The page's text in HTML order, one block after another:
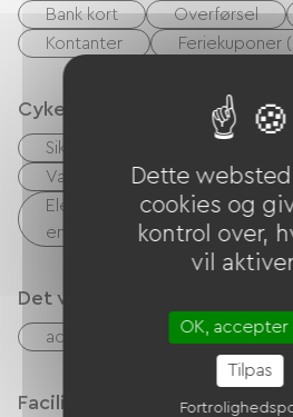
Bank kort Overførsel
Kontanter
Feriekuponer
Cykelmodtagelsestjenester
Sikker cykelskur
Vaskerifaciliteter til rådighed
Elektrisk ladepunkt (til
enheder osv.)
Det vi er gode til
accepterede dyr snack
Faciliteter
Dette
cookies og
kontrol over,
vil
OK, accepter
Tilpas